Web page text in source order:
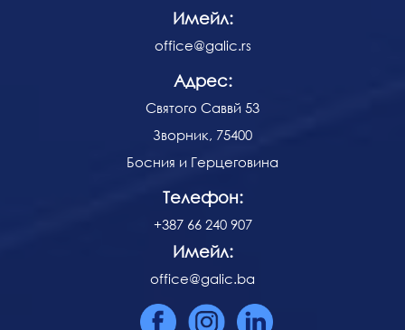
Имейл:
office@galic.rs
Адрес:
Святого Саввй 53
Зворник, 75400
Босния и Герцеговина
Телефон:
+387 66 240 907
Имейл:
office@galic.ba